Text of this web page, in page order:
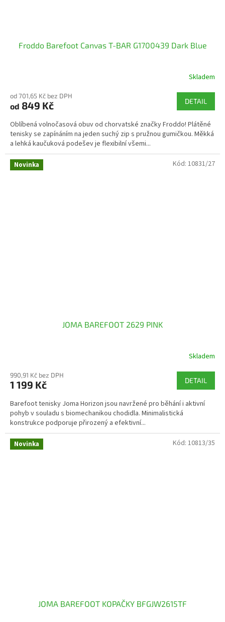
Froddo Barefoot Canvas T-BAR G1700439 Dark Blue
Skladem
od 701,65 Kč bez DPH
od 849 Kč DETAIL
Oblíbená volnočasová obuv od chorvatské značky Froddo! Plátěné
tenisky se zapínáním na jeden suchý zip s pružnou gumičkou. Měkká
a lehká kaučuková podešev je flexibilní všemi...
Novinka
JOMA BAREFOOT 2629 PINK
Skladem
990,91 Kč bez DPH
1 199 Kč DETAIL
Barefoot tenisky Joma Horizon jsou navržené pro běhání i aktivní
pohyb v souladu s biomechanikou chodidla. Minimalistická
konstrukce podporuje přirozený a efektivní...
Kód: 10831/27
Novinka
JOMA BAREFOOT KOPAČKY BFGJW2615TF
Kód: 10813/35